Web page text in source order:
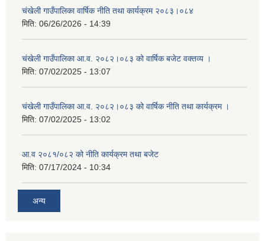
चंखेली गाउँपालिका वार्षिक नीति तथा कार्यक्रम २०८३।०८४
मिति: 06/26/2026 - 14:39
चंखेली गाउँपालिका आ.व. २०८२।०८३ को वार्षिक बजेट वक्तव्य ।
मिति: 07/02/2025 - 13:07
चंखेली गाउँपालिका आ.व. २०८२।०८३ को वार्षिक नीति तथा कार्यक्रम ।
मिति: 07/02/2025 - 13:02
आ.व २०८१/०८२ को नीति कार्यक्रम तथा बजेट
मिति: 07/17/2024 - 10:34
अन्य